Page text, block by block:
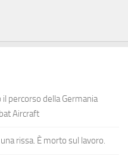
percorso della Germania
Aircraft
rissa. È morto sul lavoro.